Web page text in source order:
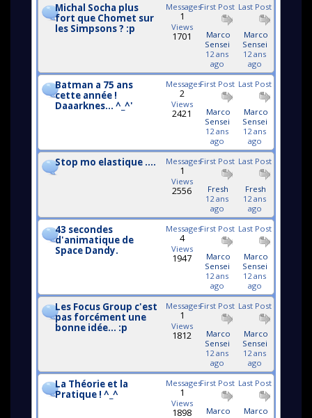
Michal Socha plus
fort que Chomet sur
les Simpsons ? :p
Last Post
Marco
Sensei
12 ans
ago
First Post
Marco
Sensei
12 ans
ago
Messages
1
Views
1701
Batman a 75 ans
cette année !
Daaarknes... ^_^'
Last Post
Marco
Sensei
12 ans
ago
First Post
Marco
Sensei
12 ans
ago
Messages
2
Views
2421
Stop mo elastique .... Last Post
Fresh
12 ans
ago
First Post
Fresh
12 ans
ago
Messages
1
Views
2556
43 secondes
d'animatique de
Space Dandy.
Last Post
Marco
Sensei
12 ans
ago
First Post
Marco
Sensei
12 ans
ago
Messages
4
Views
1947
Les Focus Group c'est
pas forcément une
bonne idée... :p
Last Post
Marco
Sensei
12 ans
ago
First Post
Marco
Sensei
12 ans
ago
Messages
1
Views
1812
La Théorie et la
Pratique ! ^_^
Last Post
Marco
First Post
Marco
Messages
1
Views
1898